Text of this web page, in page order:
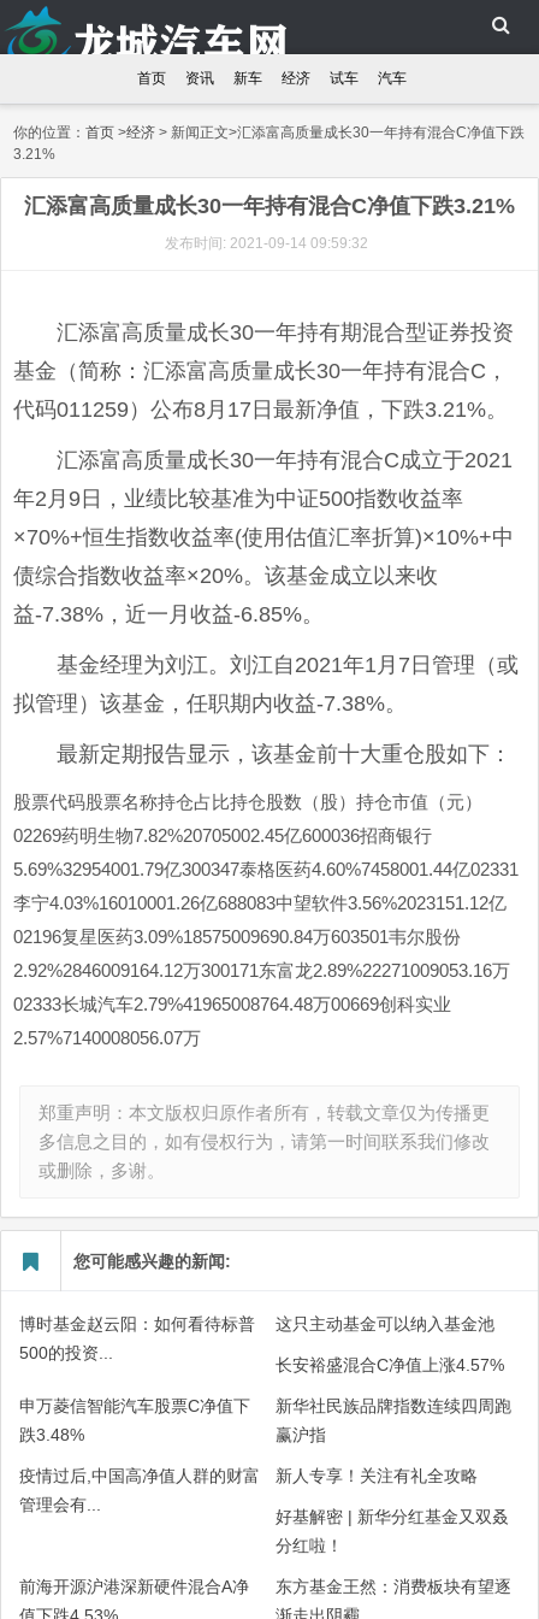
首页 资讯 新车 经济 试车 汽车
你的位置：首页 >经济 > 新闻正文>汇添富高质量成长30一年持有混合C净值下跌
3.21%
汇添富高质量成长30一年持有混合C净值下跌3.21%
发布时间: 2021-09-14 09:59:32
汇添富高质量成长30一年持有期混合型证券投资
基金（简称：汇添富高质量成长30一年持有混合C，
代码011259）公布8月17日最新净值，下跌3.21%。
汇添富高质量成长30一年持有混合C成立于2021
年2月9日，业绩比较基准为中证500指数收益率
×70%+恒生指数收益率(使用估值汇率折算)×10%+中
债综合指数收益率×20%。该基金成立以来收
益-7.38%，近一月收益-6.85%。
基金经理为刘江。刘江自2021年1月7日管理（或
拟管理）该基金，任职期内收益-7.38%。
最新定期报告显示，该基金前十大重仓股如下：
股票代码股票名称持仓占比持仓股数（股）持仓市值（元）
02269药明生物7.82%20705002.45亿600036招商银行
5.69%32954001.79亿300347泰格医药4.60%7458001.44亿02331
李宁4.03%16010001.26亿688083中望软件3.56%2023151.12亿
02196复星医药3.09%18575009690.84万603501韦尔股份
2.92%2846009164.12万300171东富龙2.89%22271009053.16万
02333长城汽车2.79%41965008764.48万00669创科实业
2.57%7140008056.07万
郑重声明：本文版权归原作者所有，转载文章仅为传播更
多信息之目的，如有侵权行为，请第一时间联系我们修改
或删除，多谢。
您可能感兴趣的新闻:
博时基金赵云阳：如何看待标普
500的投资...
这只主动基金可以纳入基金池
长安裕盛混合C净值上涨4.57%
申万菱信智能汽车股票C净值下
跌3.48%
新华社民族品牌指数连续四周跑
赢沪指
疫情过后,中国高净值人群的财富
管理会有...
新人专享！关注有礼全攻略
好基解密 | 新华分红基金又双叒
分红啦！
前海开源沪港深新硬件混合A净
东方基金王然：消费板块有望逐